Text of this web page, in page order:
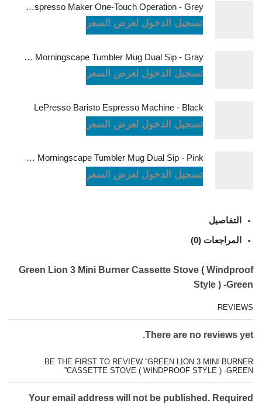
LePresso Brewjet Portable Espresso Maker One-Touch Operation - Grey
تسجيل الدخول لعرض السعر
LePresso Morningscape Tumbler Mug Dual Sip - Gray
تسجيل الدخول لعرض السعر
LePresso Baristo Espresso Machine - Black
تسجيل الدخول لعرض السعر
LePresso Morningscape Tumbler Mug Dual Sip - Pink
تسجيل الدخول لعرض السعر
التفاصيل
المراجعات (0)
Green Lion 3 Mini Burner Cassette Stove ( Windproof
Style ) -Green
REVIEWS
There are no reviews yet.
BE THE FIRST TO REVIEW “GREEN LION 3 MINI BURNER
CASSETTE STOVE ( WINDPROOF STYLE ) -GREEN”
Your email address will not be published. Required